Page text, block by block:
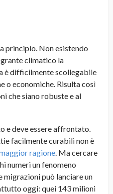
principio. Non esistendo
climatico la
è difficilmente scollegabile
o economiche. Risulta così
che siano robuste e al
e deve essere affrontato.
facilmente curabili non è
ragione. Ma cercare
numeri un fenomeno
migrazioni può lanciare un
oggi: quei 143 milioni